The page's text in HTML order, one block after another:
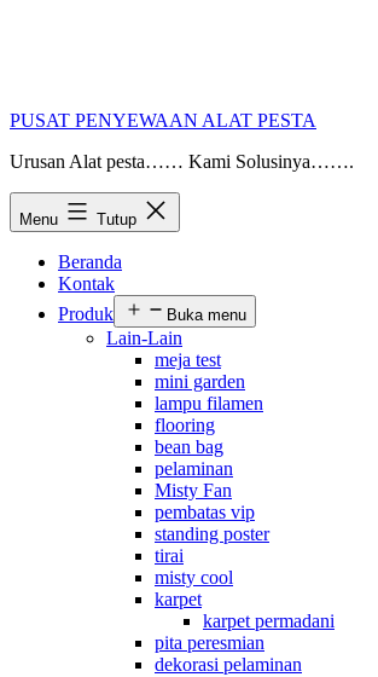
PUSAT PENYEWAAN ALAT PESTA
Urusan Alat pesta…… Kami Solusinya…….
Menu Tutup
Beranda
Kontak
Produk
Buka menu
Lain-Lain
meja test
mini garden
lampu filamen
flooring
bean bag
pelaminan
Misty Fan
pembatas vip
standing poster
tirai
misty cool
karpet
karpet permadani
pita peresmian
dekorasi pelaminan